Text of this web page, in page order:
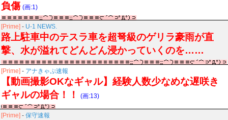
負傷 (画:1)
[Prime] - U-1 NEWS.
路上駐車中のテスラ車を超弩級のゲリラ豪雨が直
撃、水が溢れてどんどん浸かっていくのを……
[Prime] - アナきゃぷ速報
【動画撮影OKなギャル】経験人数少なめな遅咲き
ギャルの場合！！
(画:13)
[Prime] - 保守速報